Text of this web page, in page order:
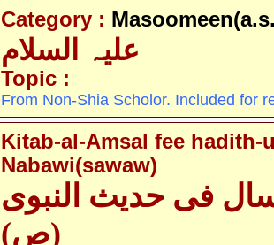
Category :
Topic :
From Non-Shia Scholor. Included for
Kitab-al-Amsal fee hadith-
Nabawi(sawaw)
فی حدیث النبوی
(ص)